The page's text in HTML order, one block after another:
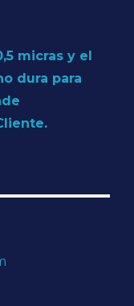
micras y el
dura para